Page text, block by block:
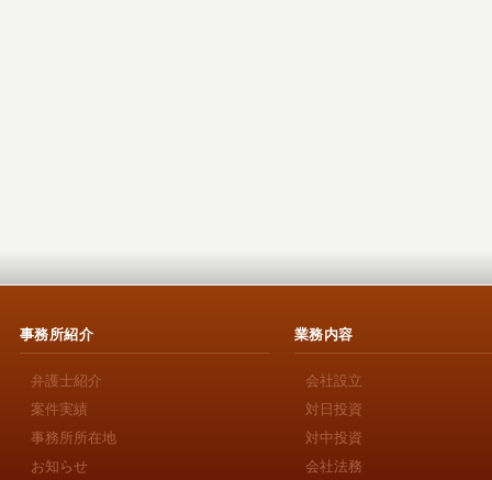
事務所紹介
弁護士紹介
案件実績
事務所所在地
お知らせ
業務内容
会社設立
対日投資
対中投資
会社法務